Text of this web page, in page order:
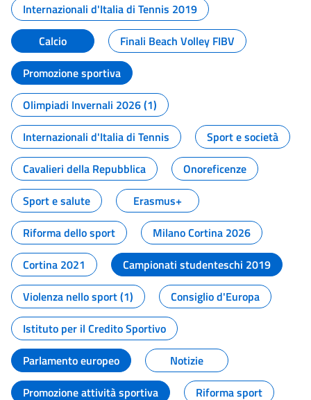
Internazionali d'Italia di Tennis 2019
Calcio
Finali Beach Volley FIBV
Promozione sportiva
Olimpiadi Invernali 2026 (1)
Internazionali d'Italia di Tennis
Sport e società
Cavalieri della Repubblica
Onoreficenze
Sport e salute
Erasmus+
Riforma dello sport
Milano Cortina 2026
Cortina 2021
Campionati studenteschi 2019
Violenza nello sport (1)
Consiglio d'Europa
Istituto per il Credito Sportivo
Parlamento europeo
Notizie
Promozione attività sportiva
Riforma sport